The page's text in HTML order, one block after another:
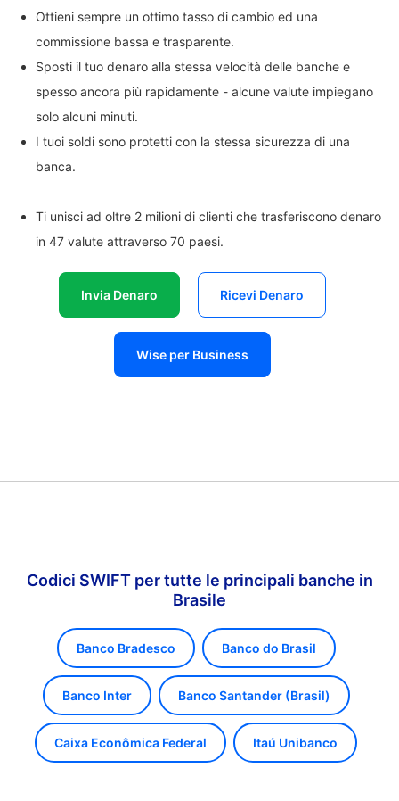
Ottieni sempre un ottimo tasso di cambio ed una
commissione bassa e trasparente.
Sposti il tuo denaro alla stessa velocità delle banche e
spesso ancora più rapidamente - alcune valute impiegano
solo alcuni minuti.
I tuoi soldi sono protetti con la stessa sicurezza di una
banca.
Ti unisci ad oltre 2 milioni di clienti che trasferiscono denaro
in 47 valute attraverso 70 paesi.
Invia Denaro Ricevi Denaro
Wise per Business
Codici SWIFT per tutte le principali banche in
Brasile
Banco Bradesco Banco do Brasil
Banco Inter Banco Santander (Brasil)
Caixa Econômica Federal Itaú Unibanco